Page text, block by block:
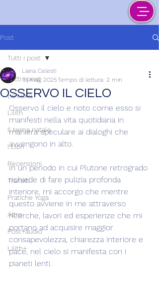
Post
Tutti i post
La Luna
Lilith
Il tema natale
I Libri
Recensioni
Transiti
Pratiche Yoga
Altro
Post+audio
Lilith+
Tutti i post
OSSERVO IL CIELO
Liana Celesti
19 mag 2025Tempo di lettura: 2 min
Osservo il cielo e noto come esso si
manifesti nella vita quotidiana in
maniera speculare ai dialoghi che
avvengono in alto.
In un periodo in cui Plutone retrogrado
richiede di fare pulizia profonda
interiore, mi accorgo che mentre
questo avviene in me attraverso
ricerche, lavori ed esperienze che mi
portano ad acquisire maggior
consapevolezza, chiarezza interiore e
pace, nel cielo si manifesta con i
pianeti lenti.